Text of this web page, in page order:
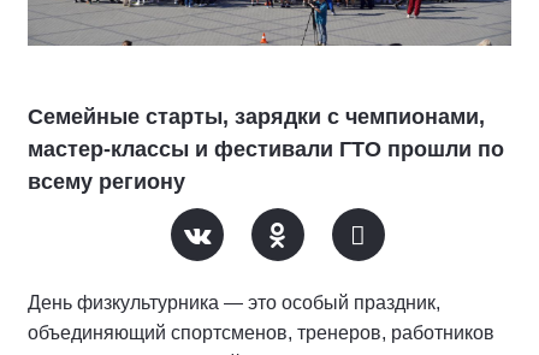
Семейные старты, зарядки с чемпионами,
мастер-классы и фестивали ГТО прошли по
всему региону
День физкультурника — это особый праздник,
объединяющий спортсменов, тренеров, работников